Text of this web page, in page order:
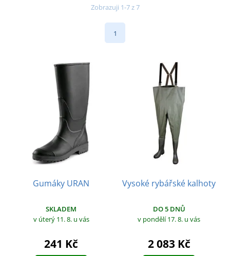
Zobrazuji 1-7 z 7
1
Gumáky URAN
SKLADEM
v úterý 11. 8. u vás
241 Kč
Vysoké rybářské kalhoty
DO 5 DNŮ
v pondělí 17. 8. u vás
2 083 Kč